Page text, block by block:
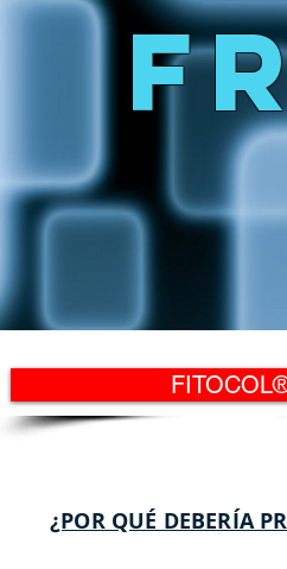
¿POR QUÉ DEBERÍA